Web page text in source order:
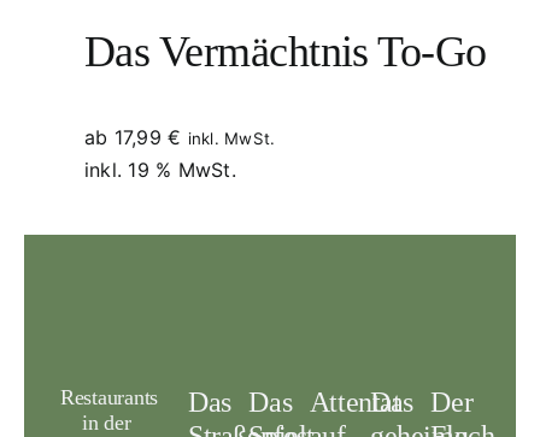
Das Vermächtnis To-Go
ab 17,99€ inkl. MwSt.
inkl. 19 % MwSt.
Restaurants
in der
Das Das
Attentat
Das Der